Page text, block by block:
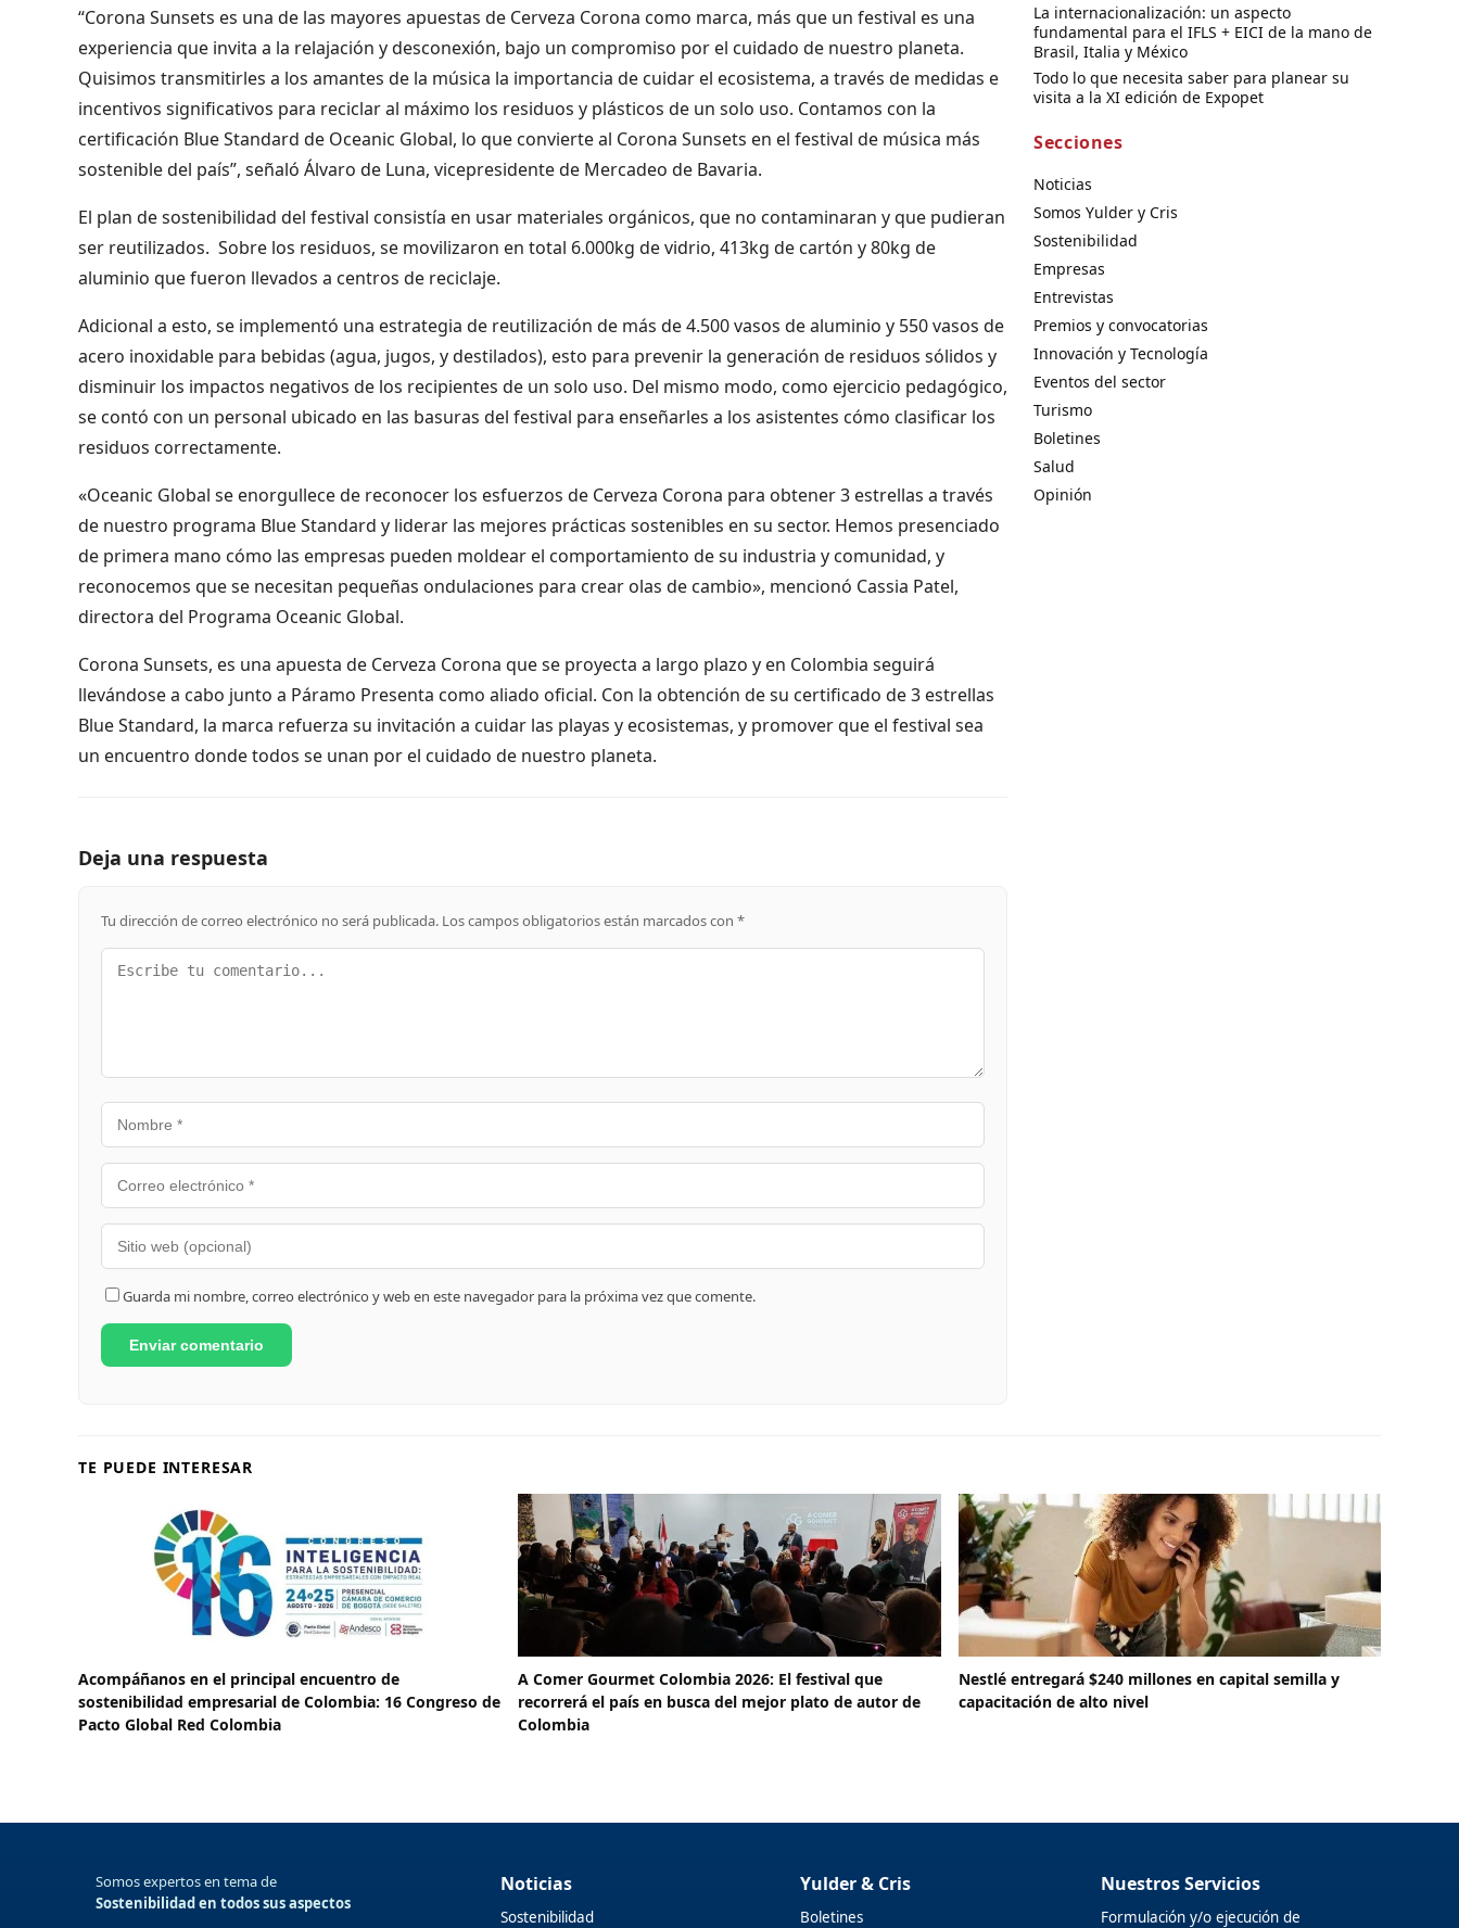
“Corona Sunsets es una de las mayores apuestas de Cerveza Corona como marca, más que un festival es una
experiencia que invita a la relajación y desconexión, bajo un compromiso por el cuidado de nuestro planeta.
Quisimos transmitirles a los amantes de la música la importancia de cuidar el ecosistema, a través de medidas e
incentivos significativos para reciclar al máximo los residuos y plásticos de un solo uso. Contamos con la
certificación Blue Standard de Oceanic Global, lo que convierte al Corona Sunsets en el festival de música más
sostenible del país”, señaló Álvaro de Luna, vicepresidente de Mercadeo de Bavaria.
El plan de sostenibilidad del festival consistía en usar materiales orgánicos, que no contaminaran y que pudieran
ser reutilizados. Sobre los residuos, se movilizaron en total 6.000kg de vidrio, 413kg de cartón y 80kg de
aluminio que fueron llevados a centros de reciclaje.
Adicional a esto, se implementó una estrategia de reutilización de más de 4.500 vasos de aluminio y 550 vasos de
acero inoxidable para bebidas (agua, jugos, y destilados), esto para prevenir la generación de residuos sólidos y
disminuir los impactos negativos de los recipientes de un solo uso. Del mismo modo, como ejercicio pedagógico,
se contó con un personal ubicado en las basuras del festival para enseñarles a los asistentes cómo clasificar los
residuos correctamente.
«Oceanic Global se enorgullece de reconocer los esfuerzos de Cerveza Corona para obtener 3 estrellas a través
de nuestro programa Blue Standard y liderar las mejores prácticas sostenibles en su sector. Hemos presenciado
de primera mano cómo las empresas pueden moldear el comportamiento de su industria y comunidad, y
reconocemos que se necesitan pequeñas ondulaciones para crear olas de cambio», mencionó Cassia Patel,
directora del Programa Oceanic Global.
Corona Sunsets, es una apuesta de Cerveza Corona que se proyecta a largo plazo y en Colombia seguirá
llevándose a cabo junto a Páramo Presenta como aliado oficial. Con la obtención de su certificado de 3 estrellas
Blue Standard, la marca refuerza su invitación a cuidar las playas y ecosistemas, y promover que el festival sea
un encuentro donde todos se unan por el cuidado de nuestro planeta.
Deja una respuesta
Tu dirección de correo electrónico no será publicada. Los campos obligatorios están marcados con *
Guarda mi nombre, correo electrónico y web en este navegador para la próxima vez que comente.
La internacionalización: un aspecto
fundamental para el IFLS + EICI de la mano de
Brasil, Italia y México
Todo lo que necesita saber para planear su
visita a la XI edición de Expopet
Secciones
Noticias
Somos Yulder y Cris
Sostenibilidad
Empresas
Entrevistas
Premios y convocatorias
Innovación y Tecnología
Eventos del sector
Turismo
Boletines
Salud
Opinión
TE PUEDE INTERESAR
Acompáñanos en el principal encuentro de
sostenibilidad empresarial de Colombia: 16 Congreso de
Pacto Global Red Colombia
A Comer Gourmet Colombia 2026: El festival que
recorrerá el país en busca del mejor plato de autor de
Colombia
Nestlé entregará $240 millones en capital semilla y
capacitación de alto nivel
Somos expertos en tema de
Sostenibilidad en todos sus aspectos
Noticias
Sostenibilidad
Yulder & Cris
Boletines
Nuestros Servicios
Formulación y/o ejecución de